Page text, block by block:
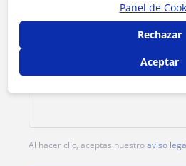
Al hacer clic, aceptas nuestroaviso
Panel de
Rechazar
Aceptar